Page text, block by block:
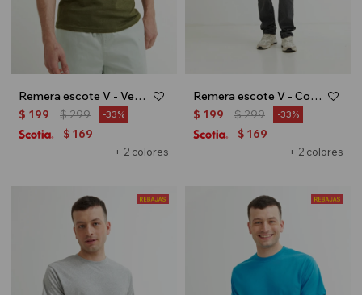
Remera escote V - Verde oliva
+ 2 colores
$ 199 $299 33
$ 169
Remera escote V - Coral
+ 2 colores
$ 199 $299 33
$ 169